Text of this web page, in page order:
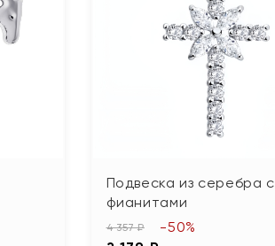
Подвеска из серебра с
фианитами
4 357 ₽ -50%